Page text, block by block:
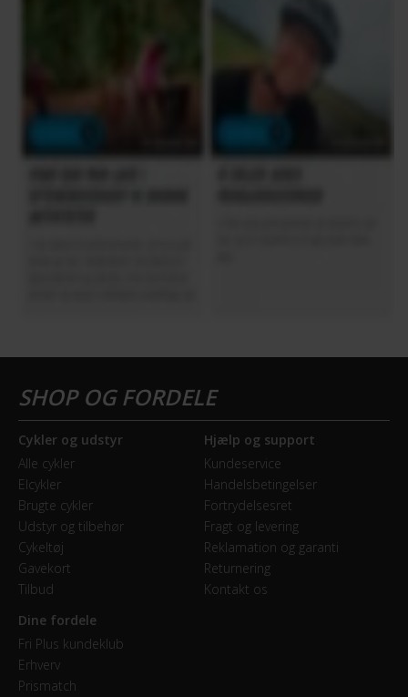
Cykler og udstyr
Alle cykler
Elcykler
Brugte cykler
Udstyr og tilbehør
Cykeltøj
Gavekort
Tilbud
Hjælp og support
Kundeservice
Handelsbetingelser
Fortrydelsesret
Fragt og levering
Reklamation og garanti
Returnering
Kontakt os
Dine fordele
Fri Plus kundeklub
Erhverv
Prismatch